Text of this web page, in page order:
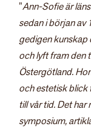
”Ann-Sofie är
sedan i början av
gedigen kunskap
och lyft fram den
Östergötland.
och estetisk blick
till vår tid. Det
symposium,